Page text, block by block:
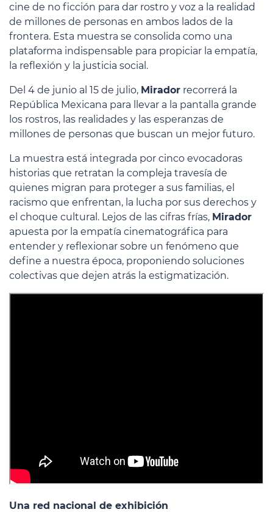
cine de no ficción para dar rostro y voz a la realidad
de millones de personas en ambos lados de la
frontera. Esta muestra se consolida como una
plataforma indispensable para propiciar la empatía,
la reflexión y la justicia social.
Del 4 de junio al 15 de julio, Mirador recorrerá la
República Mexicana para llevar a la pantalla grande
los rostros, las realidades y las esperanzas de
millones de personas que buscan un mejor futuro.
La muestra está integrada por cinco evocadoras
historias que retratan la compleja travesía de
quienes migran para proteger a sus familias, el
racismo que enfrentan, la lucha por sus derechos y
el choque cultural. Lejos de las cifras frías, Mirador
apuesta por la empatía cinematográfica para
entender y reflexionar sobre un fenómeno que
define a nuestra época, proponiendo soluciones
colectivas que dejen atrás la estigmatización.
Una red nacional de exhibición